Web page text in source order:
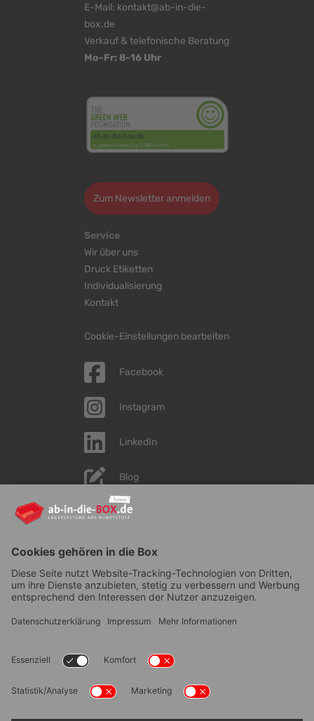
E-Mail: kontakt@ab-in-die-
box.de
Verkauf & telefonische Beratung
Mo-Fr: 8-16 Uhr
Zum Newsletter anmelden
Service
Wir über uns
Druck Etiketten
Individualisierung
Kontakt
Cookie-Einstellungen bearbeiten
Facebook
Instagram
LinkedIn
Blog
YouTube